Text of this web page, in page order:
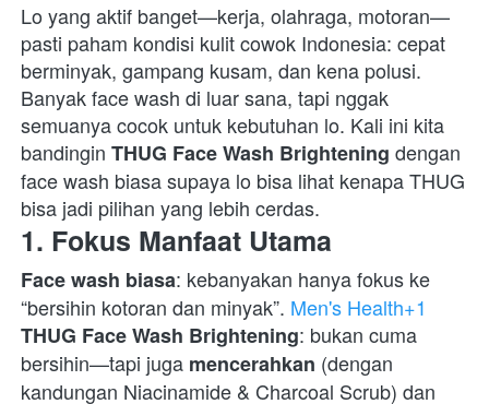
Lo yang aktif banget—kerja, olahraga, motoran—
pasti paham kondisi kulit cowok Indonesia: cepat
berminyak, gampang kusam, dan kena polusi.
Banyak face wash di luar sana, tapi nggak
semuanya cocok untuk kebutuhan lo. Kali ini kita
bandingin THUG Face Wash Brightening dengan
face wash biasa supaya lo bisa lihat kenapa THUG
bisa jadi pilihan yang lebih cerdas.
1. Fokus Manfaat Utama
Face wash biasa: kebanyakan hanya fokus ke
“bersihin kotoran dan minyak”. Men's Health+1
THUG Face Wash Brightening: bukan cuma
bersihin—tapi juga mencerahkan (dengan